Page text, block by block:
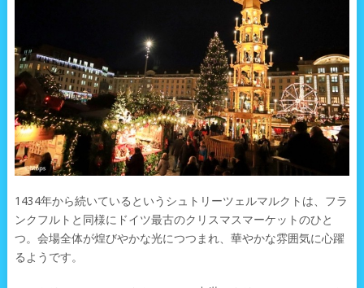
1434年から続いているというシュトリーツェルマルクトは、フラ
ンクフルトと同様にドイツ最古のクリスマスマーケットのひと
つ。会場全体が煌びやかな光につつまれ、華やかな雰囲気に心躍
るようです。